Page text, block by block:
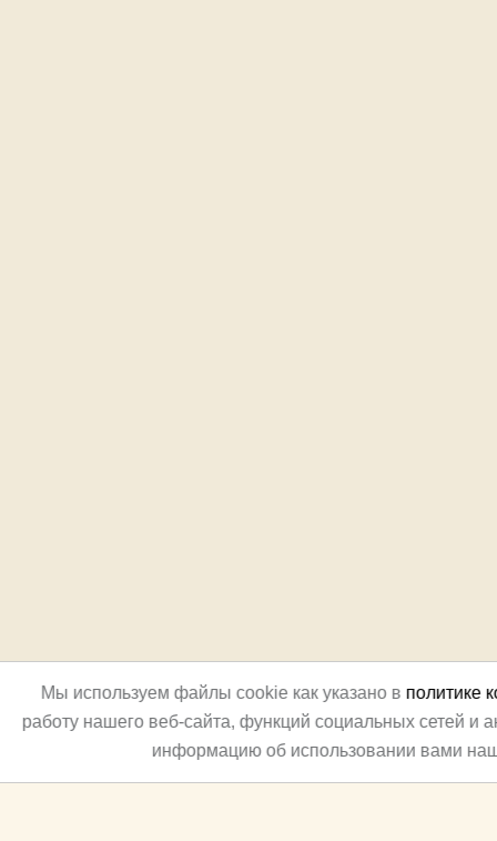
Мы используем файлы cookie как указано в политике
работу нашего веб-сайта, функций социальных сетей и
информацию об использовании вами